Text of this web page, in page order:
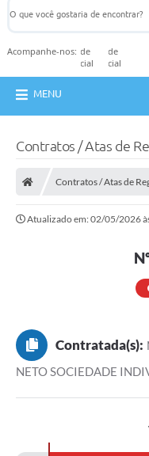
Acompanhe-nos:
MENU
Contratos / Atas de
Contratos / Atas de
Atualizado em: 02/05/2026
Contratada(s):
NETO SOCIEDADE